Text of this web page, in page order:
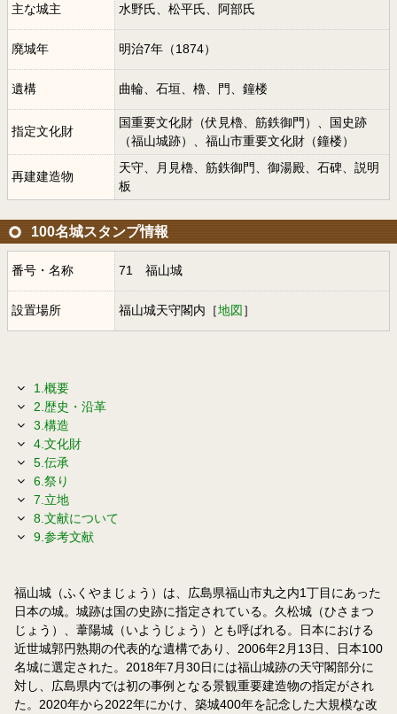
主な城主 水野氏、松平氏、阿部氏
廃城年 明治7年（1874）
遺構 曲輪、石垣、櫓、門、鐘楼
指定文化財
国重要文化財（伏見櫓、筋鉄御門）、国史跡
（福山城跡）、福山市重要文化財（鐘楼）
再建建造物
天守、月見櫓、筋鉄御門、御湯殿、石碑、説明
板
100名城スタンプ情報
番号・名称 71 福山城
設置場所 福山城天守閣内［地図 ］
1.概要
2.歴史・沿革
3.構造
4.文化財
5.伝承
6.祭り
7.立地
8.文献について
9.参考文献
福山城（ふくやまじょう）は、広島県福山市丸之内1丁目にあった
日本の城。城跡は国の史跡に指定されている。久松城（ひさまつ
じょう）、葦陽城（いようじょう）とも呼ばれる。日本における
近世城郭円熟期の代表的な遺構であり、2006年2月13日、日本100
名城に選定された。2018年7月30日には福山城跡の天守閣部分に
対し、広島県内では初の事例となる景観重要建造物の指定がされ
た。2020年から2022年にかけ、築城400年を記念した大規模な改